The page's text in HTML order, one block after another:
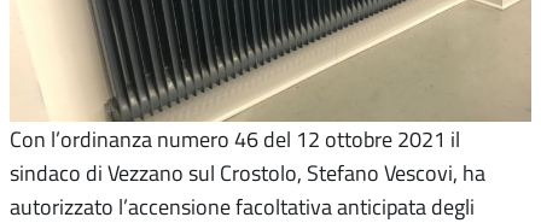
Con l’ordinanza numero 46 del 12 ottobre 2021 il
sindaco di Vezzano sul Crostolo, Stefano Vescovi, ha
autorizzato l’accensione facoltativa anticipata degli